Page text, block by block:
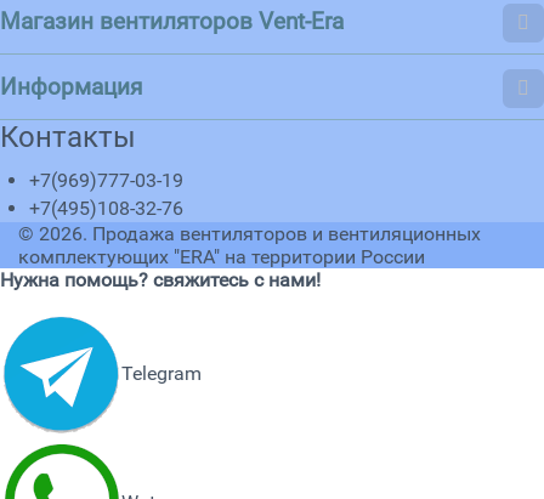
Магазин вентиляторов Vent-Era
Информация
Контакты
+7(969)777-03-19
+7(495)108-32-76
© 2026. Продажа вентиляторов и вентиляционных
комплектующих "ERA" на территории России
Нужна помощь? свяжитесь с нами!
Telegram